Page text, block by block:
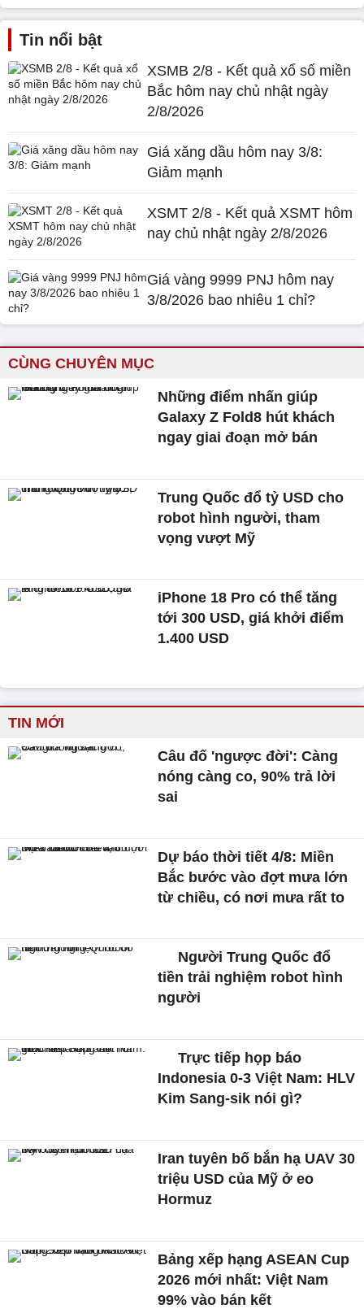
Tin nổi bật
XSMB 2/8 - Kết quả xổ số miền
Bắc hôm nay chủ nhật ngày
2/8/2026
Giá xăng dầu hôm nay 3/8:
Giảm mạnh
XSMT 2/8 - Kết quả XSMT hôm
nay chủ nhật ngày 2/8/2026
Giá vàng 9999 PNJ hôm nay
3/8/2026 bao nhiêu 1 chỉ?
CÙNG CHUYÊN MỤC
Những điểm nhấn giúp
Galaxy Z Fold8 hút khách
ngay giai đoạn mở bán
Trung Quốc đổ tỷ USD cho
robot hình người, tham
vọng vượt Mỹ
iPhone 18 Pro có thể tăng
tới 300 USD, giá khởi điểm
1.400 USD
TIN MỚI
Câu đố 'ngược đời': Càng
nóng càng co, 90% trả lời
sai
Dự báo thời tiết 4/8: Miền
Bắc bước vào đợt mưa lớn
từ chiều, có nơi mưa rất to
Người Trung Quốc đổ
tiền trải nghiệm robot hình
người
Trực tiếp họp báo
Indonesia 0-3 Việt Nam: HLV
Kim Sang-sik nói gì?
Iran tuyên bố bắn hạ UAV 30
triệu USD của Mỹ ở eo
Hormuz
Bảng xếp hạng ASEAN Cup
2026 mới nhất: Việt Nam
99% vào bán kết